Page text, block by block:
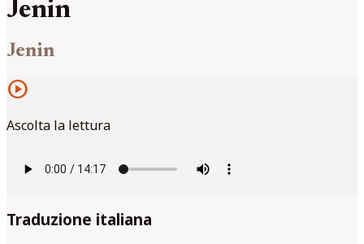
Jenin
Jenin
play_circle
Ascolta la lettura
Traduzione italiana